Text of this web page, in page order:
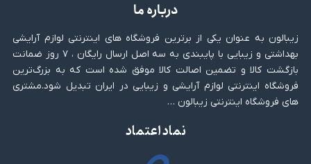
درباره ما
زیبالون به عنوان یکی از برترین فروشگاه های اینترنتی لوازم آرایشی
بهداشتی و زیبایی با پایبندی به سه اصل ارسال رایگان ، ۷ روز ضمانت
بازگشت کالا و تضمین اصالت کالا موفق شده است که به بزرگ‌ترین
فروشگاه اینترنتی لوازم آرایشی و زیبایی در ایران تبدیل شود.مشتری
های فروشگاه اینترنتی زیبالون …
نماد اعتماد